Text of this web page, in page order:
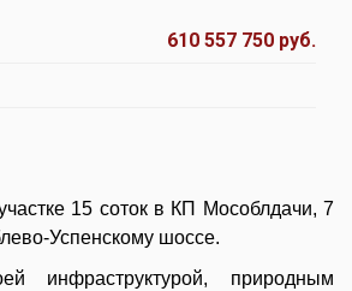
610 557 750 руб.
15 соток в КП Мособлдачи, 7
Успенскому шоссе.
инфраструктурой, природным